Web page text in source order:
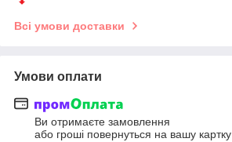
Всі умови доставки
Умови оплати
Ви отримаєте замовлення
або гроші повернуться на вашу картку